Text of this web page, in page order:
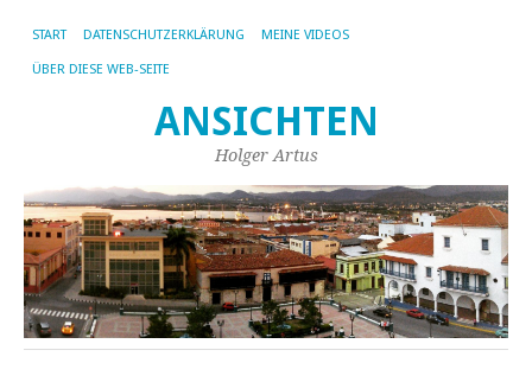
START DATENSCHUTZERKLÄRUNG MEINE VIDEOS
ÜBER DIESE WEB-SEITE
ANSICHTEN
Holger Artus